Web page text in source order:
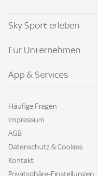
Sky Sport erleben
Für Unternehmen
App & Services
Häufige Fragen
Impressum
AGB
Datenschutz & Cookies
Kontakt
Privatsphäre-Einstellungen